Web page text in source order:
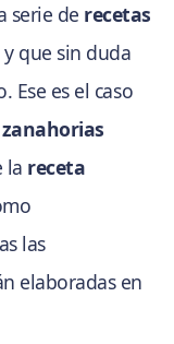
serie de recetas
y que sin duda
Ese es el caso
la receta
las
elaboradas en